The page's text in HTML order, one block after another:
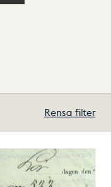
Rensa filter